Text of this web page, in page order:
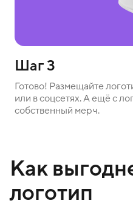
Шаг 3
Готово! Размещайте
или в соцсетях. А ещё с
собственный мерч.
Как
логотип